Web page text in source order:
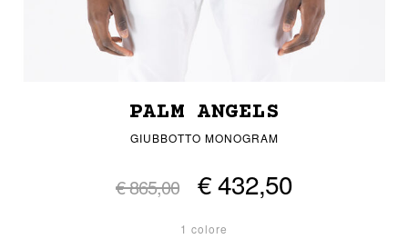
PALM ANGELS
GIUBBOTTO MONOGRAM
€ 865,00 € 432,50
1 colore